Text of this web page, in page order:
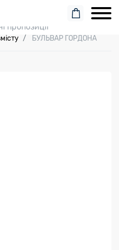
пропозиції
БУЛЬВАР ГОРДОНА